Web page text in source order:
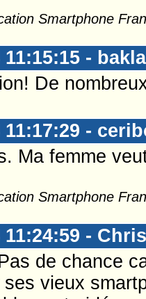
Smartphone
11:15:15 -
De
11:17:29 -
Ma femme
Smartphone
11:24:59 -
de chance
vieux